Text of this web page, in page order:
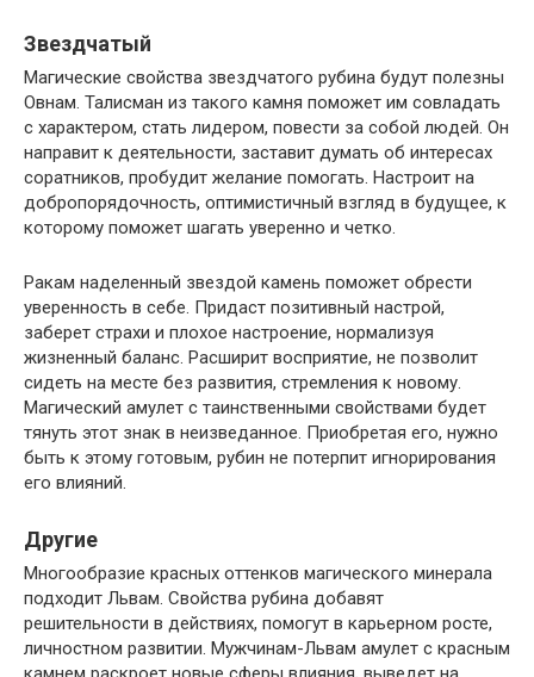
Звездчатый
Магические свойства звездчатого рубина будут полезны
Овнам. Талисман из такого камня поможет им совладать
с характером, стать лидером, повести за собой людей. Он
направит к деятельности, заставит думать об интересах
соратников, пробудит желание помогать. Настроит на
добропорядочность, оптимистичный взгляд в будущее, к
которому поможет шагать уверенно и четко.
Ракам наделенный звездой камень поможет обрести
уверенность в себе. Придаст позитивный настрой,
заберет страхи и плохое настроение, нормализуя
жизненный баланс. Расширит восприятие, не позволит
сидеть на месте без развития, стремления к новому.
Магический амулет с таинственными свойствами будет
тянуть этот знак в неизведанное. Приобретая его, нужно
быть к этому готовым, рубин не потерпит игнорирования
его влияний.
Другие
Многообразие красных оттенков магического минерала
подходит Львам. Свойства рубина добавят
решительности в действиях, помогут в карьерном росте,
личностном развитии. Мужчинам-Львам амулет с красным